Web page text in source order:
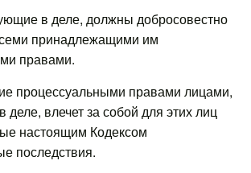
в деле, должны добросовестно
принадлежащими им
правами.
процессуальными правами лицами,
влечет за собой для этих лиц
настоящим Кодексом
последствия.